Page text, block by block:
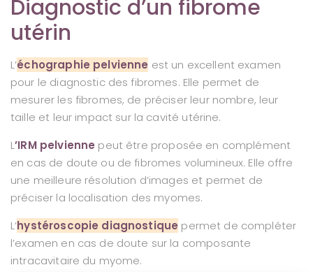
Diagnostic d’un fibrome
utérin
L’échographie pelvienne est un excellent examen
pour le diagnostic des fibromes. Elle permet de
mesurer les fibromes, de préciser leur nombre, leur
taille et leur impact sur la cavité utérine.
L’IRM pelvienne peut être proposée en complément
en cas de doute ou de fibromes volumineux. Elle offre
une meilleure résolution d’images et permet de
préciser la localisation des myomes.
L’hystéroscopie diagnostique permet de compléter
l’examen en cas de doute sur la composante
intracavitaire du myome.